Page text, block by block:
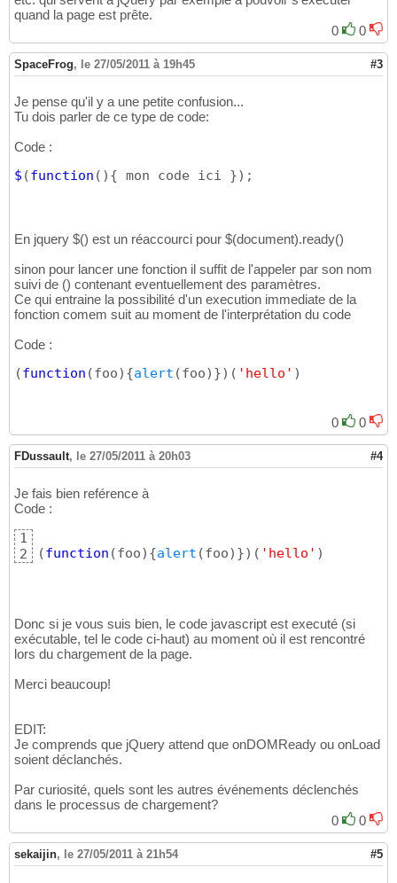
quand la page est prête.
0
0
SpaceFrog, le 27/05/2011 à 19h45 #3
Je pense qu'il y a une petite confusion...
Tu dois parler de ce type de code:
Code :
$ (function ( ) { mon code ici }) ;
En jquery $() est un réaccourci pour $(document).ready()
sinon pour lancer une fonction il suffit de l'appeler par son nom
suivi de () contenant eventuellement des paramètres.
Ce qui entraine la possibilité d'un execution immediate de la
fonction comem suit au moment de l'interprétation du code
Code :
(function (foo) {alert (foo) }) ( 'hello' )
0 0
FDussault, le 27/05/2011 à 20h03 #4
Je fais bien reférence à
Code :
1
2
(function (foo) {alert (foo) }) ( 'hello' )
Donc si je vous suis bien, le code javascript est executé (si
exécutable, tel le code ci-haut) au moment où il est rencontré
lors du chargement de la page.
Merci beaucoup!
EDIT:
Je comprends que jQuery attend que onDOMReady ou onLoad
soient déclanchés.
Par curiosité, quels sont les autres événements déclenchés
dans le processus de chargement?
0
0
sekaijin, le 27/05/2011 à 21h54 #5